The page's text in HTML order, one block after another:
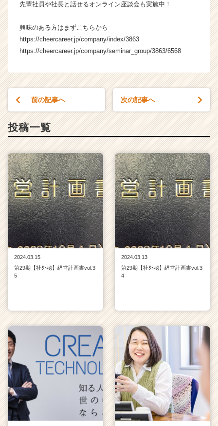
先輩社員や社長と話せるオンライン座談会も実施中！
興味のある方はまずこちらから
https://cheercareer.jp/company/index/3863
https://cheercareer.jp/company/seminar_group/3863/6568
前の記事へ 次の記事へ
投稿一覧
2024.03.15
第29期【社外秘】経営計画書vol.3
5
2024.03.13
第29期【社外秘】経営計画書vol.3
4